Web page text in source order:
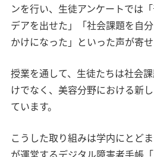
ンを行い、生徒アンケートでは
デアを出せた」「社会課題を自
かけになった」といった声が寄せ
授業を通して、生徒たちは社会
けでなく、美容分野における新
ています。
こうした取り組みは学内にとど
が運営するデジタル障害者手帳